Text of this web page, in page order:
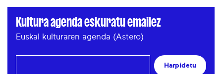
Kultura agenda eskuratu emailez
Euskal kulturaren agenda (Astero)
Harpidetu